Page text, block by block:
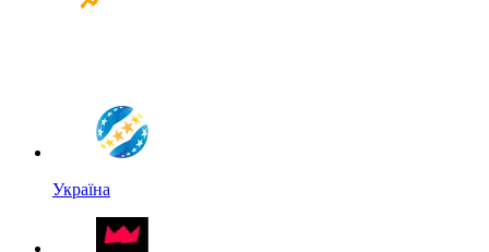
Україна